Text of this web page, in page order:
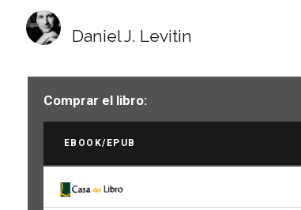
Daniel J. Levitin
Comprar el libro:
EBOOK/EPUB